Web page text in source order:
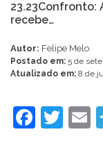
23.23Confronto:
recebe…
Autor: Felipe Melo
Postado em: 5 de
Atualizado em: 8 de